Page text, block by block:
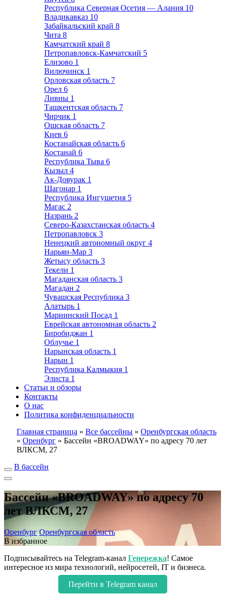
Республика Северная Осетия — Алания 10
Владикавказ 10
Забайкальский край 8
Чита 8
Камчатский край 8
Петропавловск-Камчатский 5
Елизово 1
Вилючинск 1
Орловская область 7
Орел 6
Ливны 1
Ташкентская область 7
Чирчик 1
Ошская область 7
Киев 6
Костанайская область 6
Костанай 6
Республика Тыва 6
Кызыл 4
Ак-Довурак 1
Шагонар 1
Республика Ингушетия 5
Магас 2
Назрань 2
Северо-Казахстанская область 4
Петропавловск 3
Ненецкий автономный округ 4
Нарьян-Мар 3
Жетысу область 3
Текели 1
Магаданская область 3
Магадан 2
Чувашская Республика 3
Алатырь 1
Мариинский Посад 1
Еврейская автономная область 2
Биробиджан 1
Облучье 1
Нарынская область 1
Нарын 1
Республика Калмыкия 1
Элиста 1
Статьи и обзоры
Контакты
О нас
Политика конфиденциальности
Главная страница » Все бассейны » Оренбургская область
» Оренбург » Бассейн «BROADWAY» по адресу 70 лет
ВЛКСМ, 27
В бассейн
Бассейн «BROADWAY» по адресу 70
лет ВЛКСМ, 27
Оренбург Оренбургская область
В избранное
Подписывайтесь на Telegram-канал Генережка! Самое
интересное из мира технологий, нейросетей, IT и бизнеса.
Перейти в Telegram канал